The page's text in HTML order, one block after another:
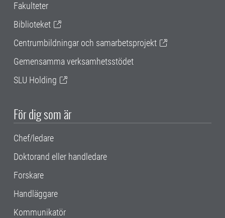
Fakulteter
Biblioteket
Centrumbildningar och samarbetsprojekt
Gemensamma verksamhetsstödet
SLU Holding
För dig som är
Chef/ledare
Doktorand eller handledare
Forskare
Handläggare
Kommunikatör